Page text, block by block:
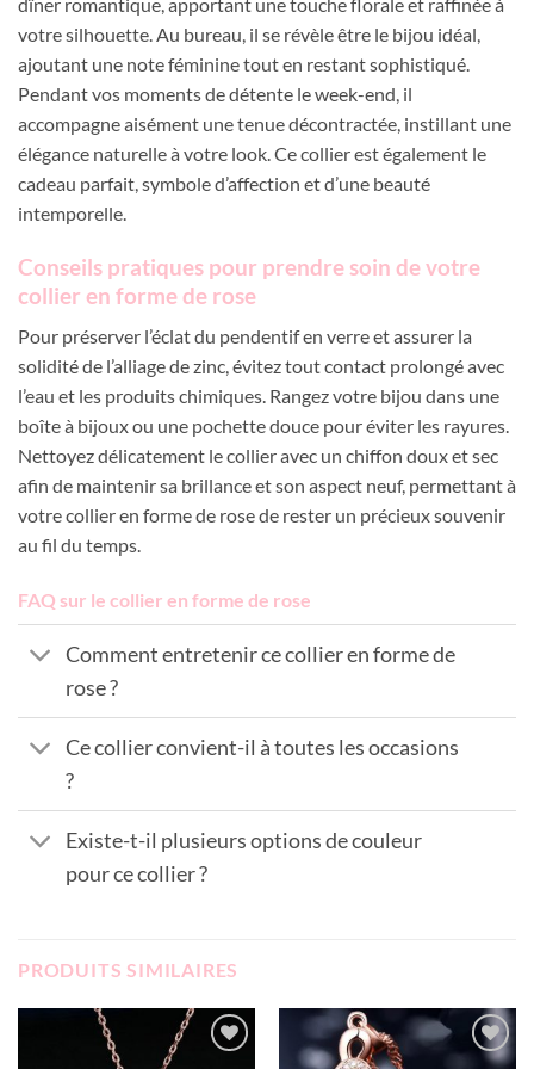
votre silhouette. Au bureau, il se révèle être le bijou idéal,
ajoutant une note féminine tout en restant sophistiqué.
Pendant vos moments de détente le week-end, il
accompagne aisément une tenue décontractée, instillant une
élégance naturelle à votre look. Ce collier est également le
cadeau parfait, symbole d’affection et d’une beauté
intemporelle.
Conseils pratiques pour prendre soin de votre
collier en forme de rose
Pour préserver l’éclat du pendentif en verre et assurer la
solidité de l’alliage de zinc, évitez tout contact prolongé avec
l’eau et les produits chimiques. Rangez votre bijou dans une
boîte à bijoux ou une pochette douce pour éviter les rayures.
Nettoyez délicatement le collier avec un chiffon doux et sec
afin de maintenir sa brillance et son aspect neuf, permettant à
votre collier en forme de rose de rester un précieux souvenir
au fil du temps.
FAQ sur le collier en forme de rose
Comment entretenir ce collier en forme de
rose ?
Ce collier convient-il à toutes les occasions
?
Existe-t-il plusieurs options de couleur
pour ce collier ?
PRODUITS SIMILAIRES